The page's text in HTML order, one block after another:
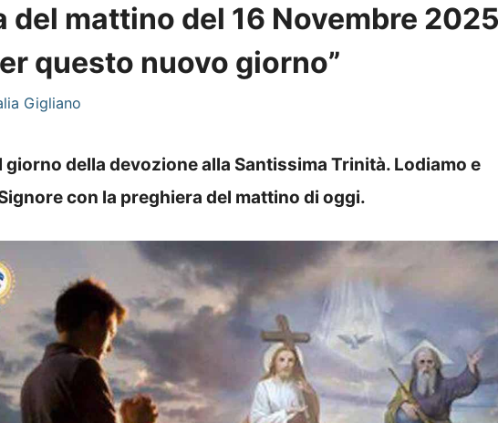
del mattino del 16 Novembre
questo nuovo giorno”
Gigliano
giorno della devozione alla Santissima Trinità. Lodiamo e
con la preghiera del mattino di oggi.